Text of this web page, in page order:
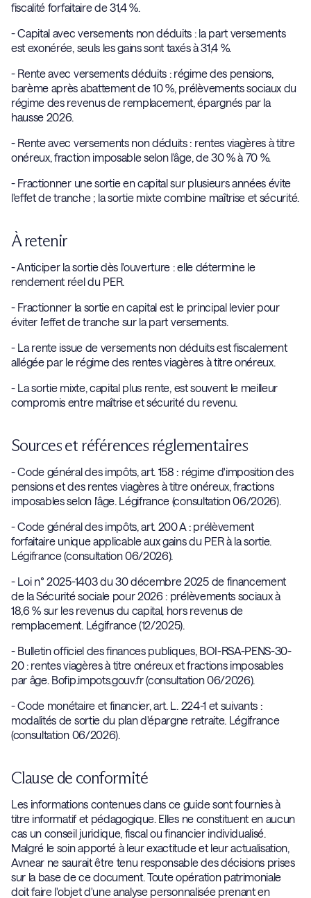
fiscalité forfaitaire de 31,4 %.
- Capital avec versements non déduits : la part versements
est exonérée, seuls les gains sont taxés à 31,4 %.
- Rente avec versements déduits : régime des pensions,
barème après abattement de 10 %, prélèvements sociaux du
régime des revenus de remplacement, épargnés par la
hausse 2026.
- Rente avec versements non déduits : rentes viagères à titre
onéreux, fraction imposable selon l'âge, de 30 % à 70 %.
- Fractionner une sortie en capital sur plusieurs années évite
l'effet de tranche ; la sortie mixte combine maîtrise et sécurité.
À retenir
- Anticiper la sortie dès l'ouverture : elle détermine le
rendement réel du PER.
- Fractionner la sortie en capital est le principal levier pour
éviter l'effet de tranche sur la part versements.
- La rente issue de versements non déduits est fiscalement
allégée par le régime des rentes viagères à titre onéreux.
- La sortie mixte, capital plus rente, est souvent le meilleur
compromis entre maîtrise et sécurité du revenu.
Sources et références réglementaires
- Code général des impôts, art. 158 : régime d'imposition des
pensions et des rentes viagères à titre onéreux, fractions
imposables selon l'âge. Légifrance (consultation 06/2026).
- Code général des impôts, art. 200 A : prélèvement
forfaitaire unique applicable aux gains du PER à la sortie.
Légifrance (consultation 06/2026).
- Loi n° 2025-1403 du 30 décembre 2025 de financement
de la Sécurité sociale pour 2026 : prélèvements sociaux à
18,6 % sur les revenus du capital, hors revenus de
remplacement. Légifrance (12/2025).
- Bulletin officiel des finances publiques, BOI-RSA-PENS-30-
20 : rentes viagères à titre onéreux et fractions imposables
par âge. Bofip.impots.gouv.fr (consultation 06/2026).
- Code monétaire et financier, art. L. 224-1 et suivants :
modalités de sortie du plan d'épargne retraite. Légifrance
(consultation 06/2026).
Clause de conformité
Les informations contenues dans ce guide sont fournies à
titre informatif et pédagogique. Elles ne constituent en aucun
cas un conseil juridique, fiscal ou financier individualisé.
Malgré le soin apporté à leur exactitude et leur actualisation,
Avnear ne saurait être tenu responsable des décisions prises
sur la base de ce document. Toute opération patrimoniale
doit faire l'objet d'une analyse personnalisée prenant en